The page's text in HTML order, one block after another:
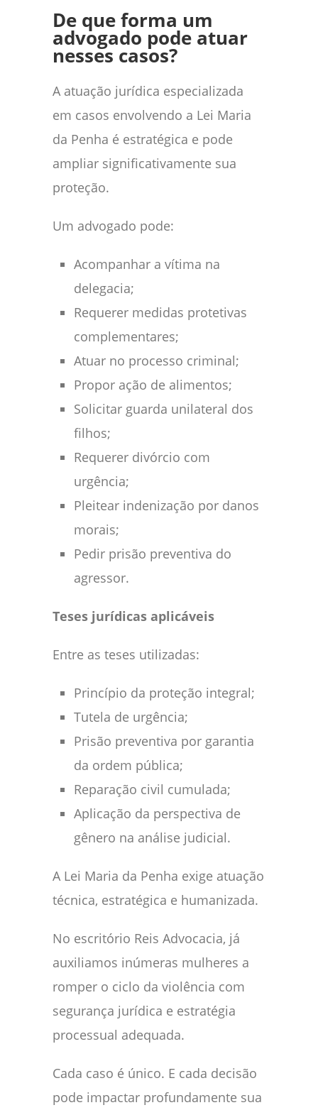
De que forma um
advogado pode atuar
nesses casos?
A atuação jurídica especializada
em casos envolvendo a Lei Maria
da Penha é estratégica e pode
ampliar significativamente sua
proteção.
Um advogado pode:
Acompanhar a vítima na
delegacia;
Requerer medidas protetivas
complementares;
Atuar no processo criminal;
Propor ação de alimentos;
Solicitar guarda unilateral dos
filhos;
Requerer divórcio com
urgência;
Pleitear indenização por danos
morais;
Pedir prisão preventiva do
agressor.
Teses jurídicas aplicáveis
Entre as teses utilizadas:
Princípio da proteção integral;
Tutela de urgência;
Prisão preventiva por garantia
da ordem pública;
Reparação civil cumulada;
Aplicação da perspectiva de
gênero na análise judicial.
A Lei Maria da Penha exige atuação
técnica, estratégica e humanizada.
No escritório Reis Advocacia, já
auxiliamos inúmeras mulheres a
romper o ciclo da violência com
segurança jurídica e estratégia
processual adequada.
Cada caso é único. E cada decisão
pode impactar profundamente sua